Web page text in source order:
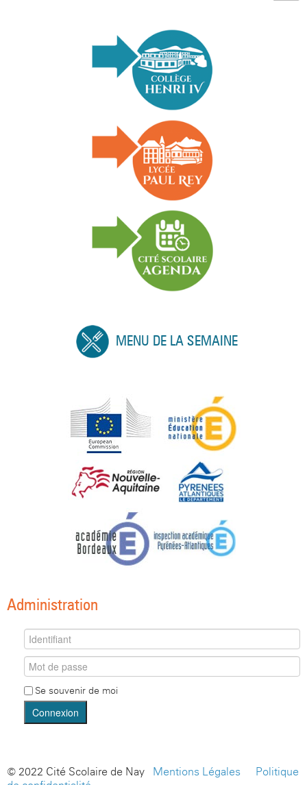
MENU DE LA SEMAINE
Administration
Se souvenir de moi
Connexion
© 2022 Cité Scolaire de Nay - Mentions Légales
Politique